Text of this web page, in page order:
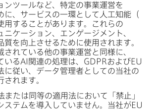
ンツールなど、​特定の​事業運営を​
に、​サービスの​一環と​して​人工知能（​
用する​ことがあります。​これらの​
ニケーション、​エンゲージメント、​
質を​向上させる​ために​使用されます。​
されている​他の​事業運営と​同様に、​
いるAI 関連の​処理は、 GDPR およびEU
に​従い、​データ管理者と​しての​当社の​
れます。
または​同等の​適用法に​おいて​「禁止」
ステムを​導入していません。​当社がEU